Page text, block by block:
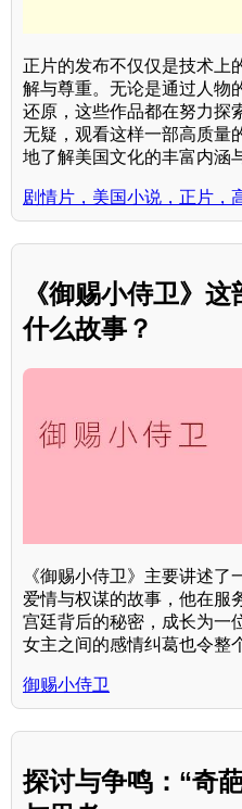
正片的发布不仅仅是技术上
解与尊重。无论是通过人物
还原，这些作品都在努力探
无疑，观看这样一部高质量
地了解美国文化的丰富内涵
剧情片，美国小说，正片，
《御赐小侍卫》
什么故事？
《御赐小侍卫》主要讲述
爱情与权谋的故事，他在服
宫廷背后的秘密，成长为一
女主之间的感情纠葛也令整
御赐小侍卫
探讨与争鸣：“奇